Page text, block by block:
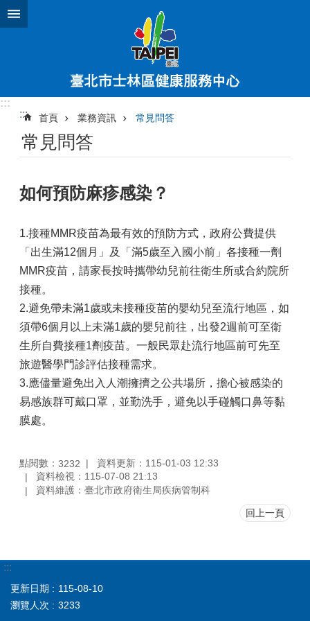
跳到主要內容區塊
:::
:::
首頁 業務資訊 常見問答
常見問答
如何預防麻疹感染？
1.接種MMR疫苗為最有效的預防方式，政府公費提供
「出生滿12個月」及「滿5歲至入國小前」各接種一劑
MMR疫苗，請家長按時攜帶幼兒前往衛生所或合約院所
接種。
2.避免帶未滿1歲或未接種疫苗的嬰幼兒至流行地區，如
須帶6個月以上未滿1歲的嬰兒前往，出發2週前可至衛
生所自費接種1劑疫苗。一般民眾赴流行地區前可先至
旅遊醫學門診評估接種需求。
3.應儘量避免出入人潮擁擠之公共場所，擔心被感染的
易感族群可戴口罩，並勤洗手，避免以手碰觸口鼻等黏
膜處。
點閱數： 3232
資料更新：115-01-03 12:33
資料檢視：115-07-08 21:13
資料維護：臺北市政府衛生局疾病管制科
回上一頁
:::
更新日期
115-08-10
瀏覽人次
3233